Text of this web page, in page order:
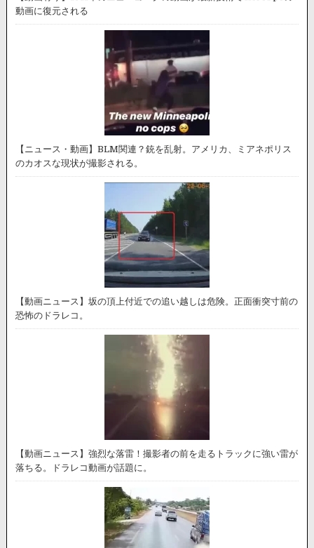
動画に復元される
【ニュース・動画】BLM関連？銃を乱射。アメリカ、ミアネポリス
のカオスな現状が撮影される。
【動画ニュース】坂の頂上付近での追い越しは危険。正面衝突寸前の
恐怖のドラレコ。
【動画ニュース】強烈な落雷！撮影者の前を走るトラックに強い雷が
落ちる。ドラレコ動画が話題に。